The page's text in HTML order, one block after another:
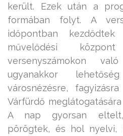
került. Ezek után a
formában folyt. A
időpontban
művelődési
versenyszámokon
ugyanakkor
városnézésre,
Várfürdő
A nap gyorsan
pörögtek, és hol nyelvi,